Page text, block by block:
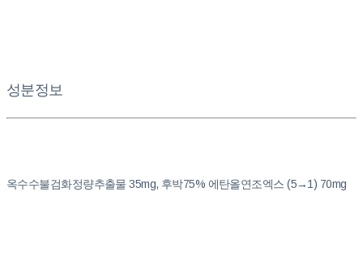
성분정보
옥수수불검화정량추출물 35mg, 후박75% 에탄올연조엑스 (5→1) 70mg